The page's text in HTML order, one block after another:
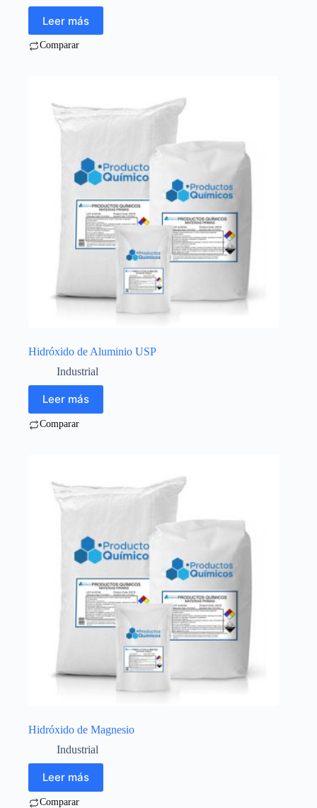
Leer más
Comparar
Hidróxido de Aluminio USP
Industrial
Leer más
Comparar
Hidróxido de Magnesio
Industrial
Leer más
Comparar